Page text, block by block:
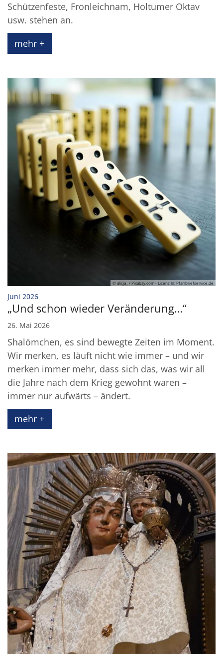
Schützenfeste, Fronleichnam, Holtumer Oktav
usw. stehen an.
mehr +
© alicja_ / Pixabay.com - Lizenz In: Pfarrbriefservice.de
Juni 2026:
„Und schon wieder Veränderung…“
26. Mai 2026
Shalömchen, es sind bewegte Zeiten im Moment.
Wir merken, es läuft nicht wie immer – und wir
merken immer mehr, dass sich das, was wir all
die Jahre nach dem Krieg gewohnt waren –
immer nur aufwärts – ändert.
mehr +